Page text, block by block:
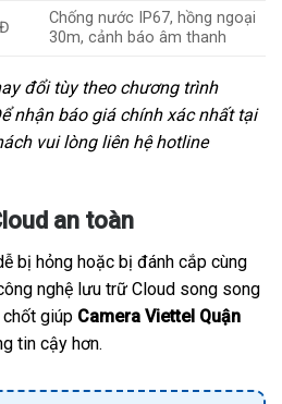
Chống nước IP67, hồng ngoại
30m, cảnh báo âm thanh
đổi tùy theo chương trình
nhận báo giá chính xác nhất tại
vui lòng liên hệ hotline
an toàn
bị hỏng hoặc bị đánh cắp cùng
nghệ lưu trữ Cloud song song
giúp Camera Viettel Quận
tin cậy hơn.